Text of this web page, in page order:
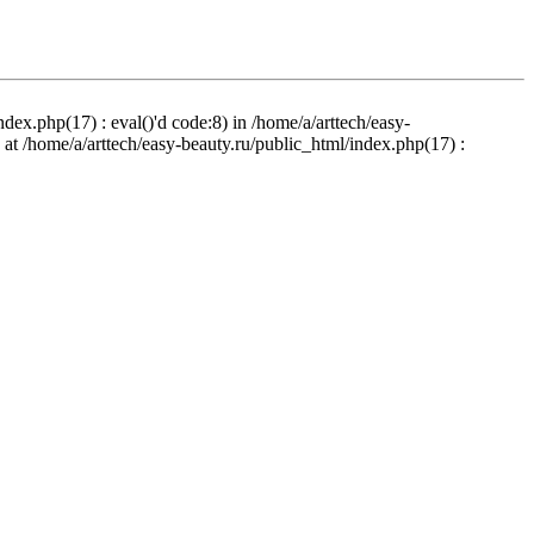
: eval()'d code:8) in /home/a/arttech/easy-
/home/a/arttech/easy-beauty.ru/public_html/index.php(17) :